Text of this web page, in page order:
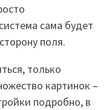
сама будет
поля.
только
картинок –
подробно, в